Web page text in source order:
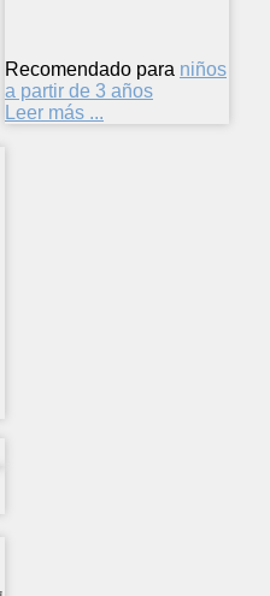
Recomendado para niños
a partir de 3 años
Leer más ...